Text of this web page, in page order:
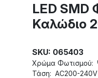
LED SMD
Καλώδιο
SKU: 065403
Χρώμα Φωτισμού:
Τάση: AC200-240V